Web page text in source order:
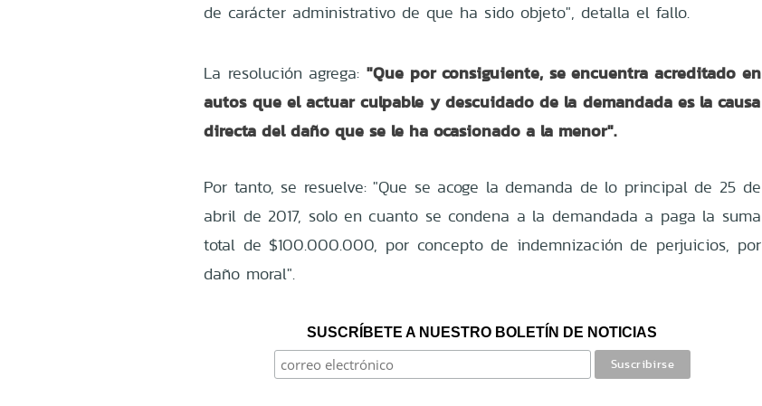
de carácter administrativo de que ha sido objeto", detalla el fallo.
La resolución agrega: "Que por consiguiente, se encuentra acreditado en
autos que el actuar culpable y descuidado de la demandada es la causa
directa del daño que se le ha ocasionado a la menor".
Por tanto, se resuelve: "Que se acoge la demanda de lo principal de 25 de
abril de 2017, solo en cuanto se condena a la demandada a paga la suma
total de $100.000.000, por concepto de indemnización de perjuicios, por
daño moral".
SUSCRÍBETE A NUESTRO BOLETÍN DE NOTICIAS